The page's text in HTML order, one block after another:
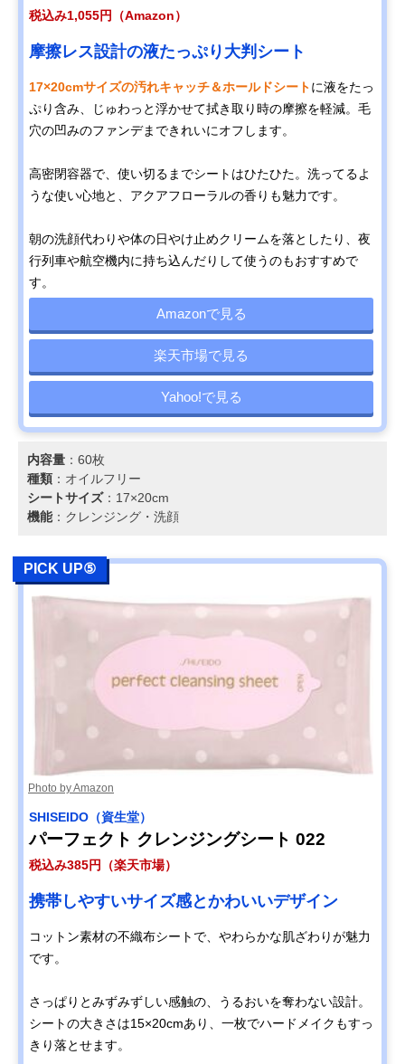
税込み1,055円（Amazon）
摩擦レス設計の液たっぷり大判シート
17×20cmサイズの汚れキャッチ＆ホールドシートに液をたっ
ぷり含み、じゅわっと浮かせて拭き取り時の摩擦を軽減。毛
穴の凹みのファンデまできれいにオフします。
高密閉容器で、使い切るまでシートはひたひた。洗ってるよ
うな使い心地と、アクアフローラルの香りも魅力です。
朝の洗顔代わりや体の日やけ止めクリームを落としたり、夜
行列車や航空機内に持ち込んだりして使うのもおすすめで
す。
Amazonで見る
楽天市場で見る
Yahoo!で見る
内容量 ：60枚
種類 ：オイルフリー
シートサイズ：17×20cm
機能：クレンジング・洗顔
PICK UP⑤
Photo by Amazon
SHISEIDO（資生堂）
パーフェクト クレンジングシート 022
税込み385円（楽天市場）
携帯しやすいサイズ感とかわいいデザイン
コットン素材の不織布シートで、やわらかな肌ざわりが魅力
です。
さっぱりとみずみずしい感触の、うるおいを奪わない設計。
シートの大きさは15×20cmあり、一枚でハードメイクもすっ
きり落とせます。